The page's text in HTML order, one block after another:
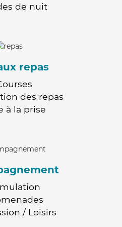
de nuit
repas
des repas
à la prise
/ Loisirs